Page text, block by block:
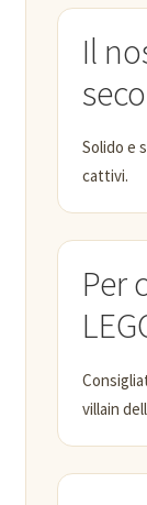
Il
Solido e
cattivi.
Per
villain